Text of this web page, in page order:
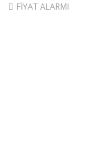
FİYAT ALARMI